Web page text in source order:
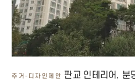
주거-디자인제안 판교 인테리어, 분